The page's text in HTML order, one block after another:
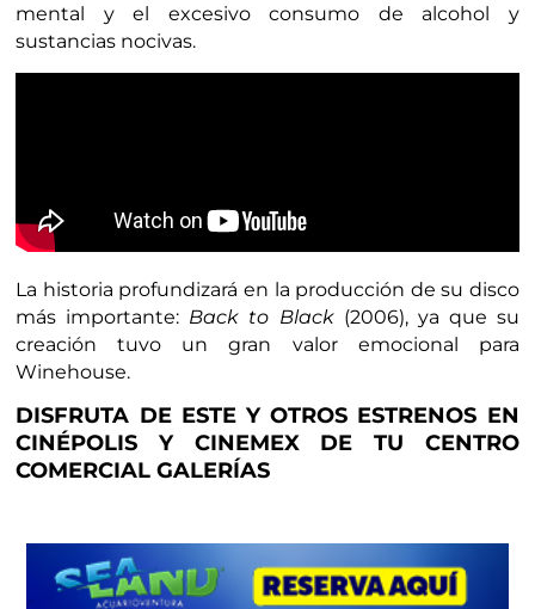
mental y el excesivo consumo de alcohol y
sustancias nocivas.
La historia profundizará en la producción de su disco
más importante: Back to Black(2006), ya que su
creación tuvo un gran valor emocional para
Winehouse.
DISFRUTA DE ESTE Y OTROS ESTRENOS EN
CINÉPOLIS Y CINEMEX DE TU CENTRO
COMERCIAL GALERÍAS